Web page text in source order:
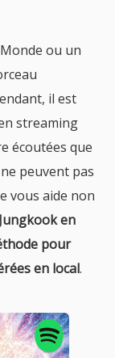
ou un
il est
streaming
écoutées que
peuvent pas
vous aide non
en
pour
en local.